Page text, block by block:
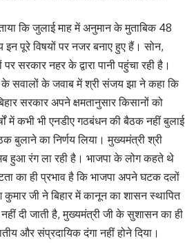
कि जुलाई माह में अनुमान के मुताबिक 48
इन पूरे विषयों पर नजर बनाए हुए हैं। सोन,
सरकार नहर के द्वारा पानी पहुंचा रही है।
के सवालों के जवाब में श्री संजय झा ने कहा कि
सरकार अपने क्षमतानुसार किसानों को
में कभी भी एनडीए गठबंधन की बैठक नहीं बुलाई
बुलाने का निर्णय लिया। मुख्यमंत्री श्री
हुआ रंग ला रही है। भाजपा के लोग कहते थे
का ही प्रभाव है कि भाजपा अपने घटक दलों
जी ने बिहार में कानून का शासन स्थापित
दी जाती है, मुख्यमंत्री जी के सुशासन का ही
और संप्रदायिक दंगा नहीं होने दिया।